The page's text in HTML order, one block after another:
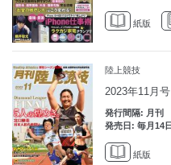
紙版
陸上競技
2023年11月号
発行間隔: 月刊
発売日: 毎月14日
紙版